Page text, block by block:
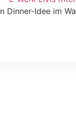
Dinner-Idee im